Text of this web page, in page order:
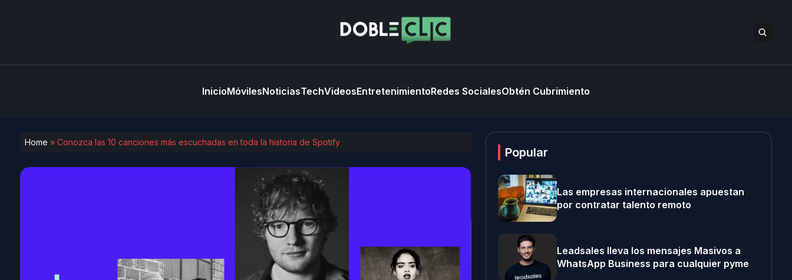
InicioMóvilesNoticiasTechVideosEntretenimientoRedes SocialesObtén Cubrimiento
Home » Conozca las 10 canciones más escuchadas en toda la historia de Spotify
Popular
Las empresas internacionales apuestan
por contratar talento remoto
Leadsales lleva los mensajes Masivos a
WhatsApp Business para cualquier pyme